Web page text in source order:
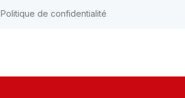
Politique de confidentialité